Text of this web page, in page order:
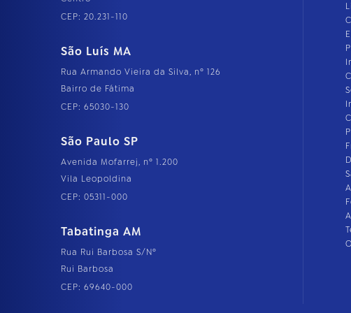
CEP: 20.231-110
São Luís MA
Rua Armando Vieira da Silva, nº 126
Bairro de Fátima
CEP: 65030-130
São Paulo SP
Avenida Mofarrej, nº 1.200
Vila Leopoldina
CEP: 05311-000
Tabatinga AM
Rua Rui Barbosa S/Nº
Rui Barbosa
CEP: 69640-000